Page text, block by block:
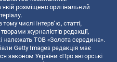
якій розміщено оригінальний
числі інтерв’ю, статті,
журналістів редакції,
належать ТОВ «Золота середина».
Getty Images редакція має
законом України «Про авторські